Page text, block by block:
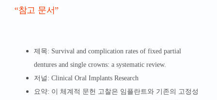
“참고 문서”
제목: Survival and complication rates of fixed partial
dentures and single crowns: a systematic review.
저널: Clinical Oral Implants Research
요약: 이 체계적 문헌 고찰은 임플란트와 기존의 고정성